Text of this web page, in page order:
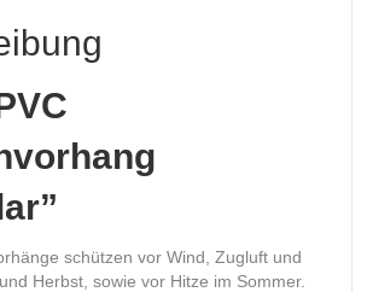
schützen vor Wind, Zugluft und
Herbst, sowie vor Hitze im Sommer.